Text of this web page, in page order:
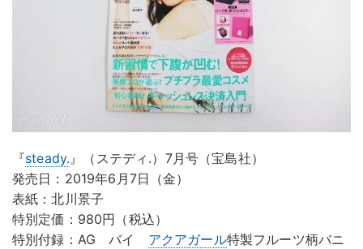
『steady.』（ステディ.）7月号（宝島社）
発売日：2019年6月7日（金）
表紙：北川景子
特別定価：980円（税込）
特別付録：AG バイ アクアガール特製フルーツ柄バニ